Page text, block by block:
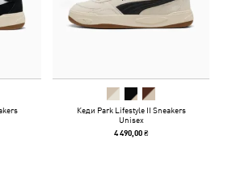
Кеди Park Lifestyle II Sneakers
Unisex
4 490,00 ₴